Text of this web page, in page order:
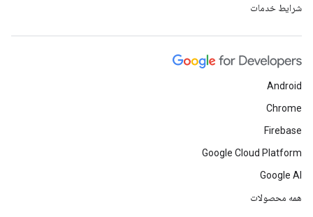
شرایط خدمات
Android
Chrome
Firebase
Google Cloud Platform
Google AI
همه محصولات